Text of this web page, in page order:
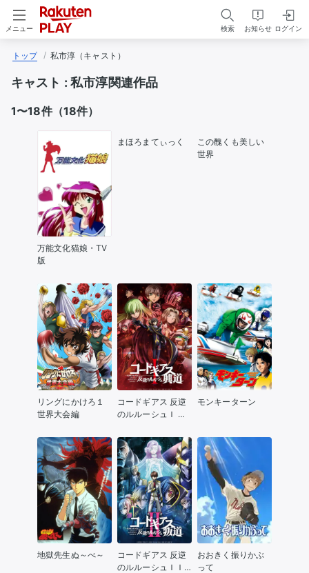
メニュー 検索 お知らせ ログイン
トップ 私市淳（キャスト）
キャスト :私市淳関連作品
1〜18件（18件）
万能文化猫娘・TV
版
まほろまてぃっく
この醜くも美しい
世界
リングにかけろ１
世界大会編
コードギアス 反逆
のルルーシュＩ 興
モンキーターン
地獄先生ぬ～べ～
コードギアス 反逆
のルルーシュＩＩ
おおきく振りかぶ
って